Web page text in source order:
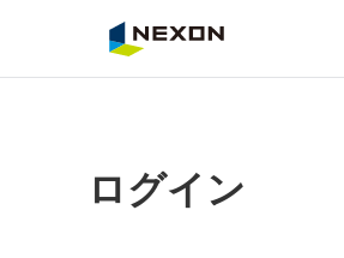
ログイン